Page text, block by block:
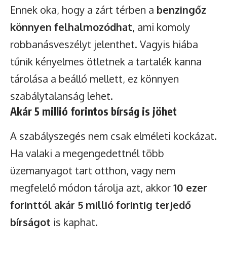
Ennek oka, hogy a zárt térben a benzingőz
könnyen felhalmozódhat, ami komoly
robbanásveszélyt jelenthet. Vagyis hiába
tűnik kényelmes ötletnek a tartalék kanna
tárolása a beálló mellett, ez könnyen
szabálytalanság lehet.
Akár 5 millió forintos bírság is jöhet
A szabályszegés nem csak elméleti kockázat.
Ha valaki a megengedettnél több
üzemanyagot tart otthon, vagy nem
megfelelő módon tárolja azt, akkor10 ezer
forinttól akár 5 millió forintig terjedő
bírságot is kaphat.
Watch Ad to Continue Browsing
You will be able to continue browsing for 24 hours after
watching the ad.